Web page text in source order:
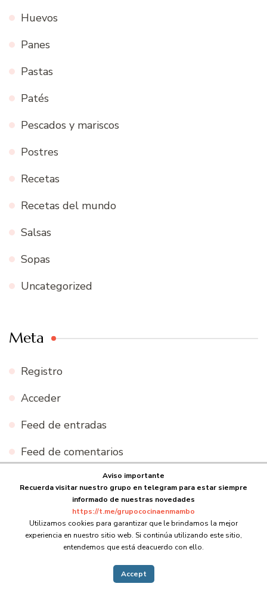
Huevos
Panes
Pastas
Patés
Pescados y mariscos
Postres
Recetas
Recetas del mundo
Salsas
Sopas
Uncategorized
Meta
Registro
Acceder
Feed de entradas
Feed de comentarios
© Copyright 2026Cocina en Mambo. Todos los derechos
.Funciona con
Aviso importante
Recuerda visitar nuestro grupo en telegram para estar siempre
informado de nuestras novedades
https://t.me/grupococinaenmambo
Utilizamos cookies para garantizar que le brindamos la mejor
experiencia en nuestro sitio web. Si continúa utilizando este sitio,
entendemos que está deacuerdo con ello.
Accept